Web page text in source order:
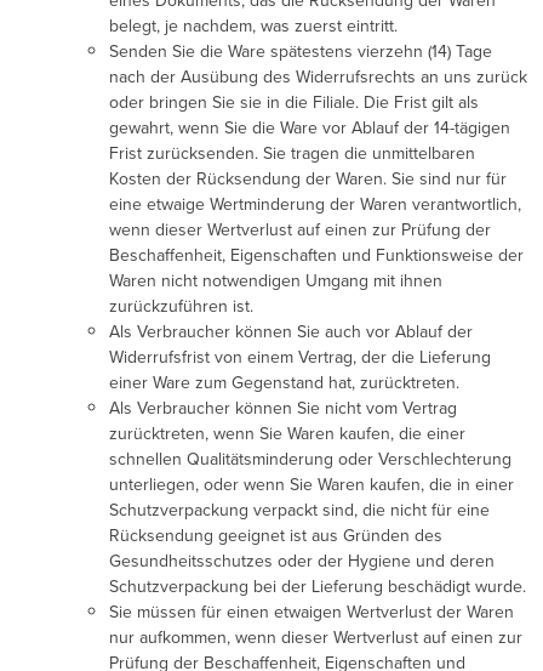
belegt, je nachdem, was zuerst eintritt.
Senden Sie die Ware spätestens vierzehn (14) Tage
nach der Ausübung des Widerrufsrechts an uns zurück
oder bringen Sie sie in die Filiale. Die Frist gilt als
gewahrt, wenn Sie die Ware vor Ablauf der 14-tägigen
Frist zurücksenden. Sie tragen die unmittelbaren
Kosten der Rücksendung der Waren. Sie sind nur für
eine etwaige Wertminderung der Waren verantwortlich,
wenn dieser Wertverlust auf einen zur Prüfung der
Beschaffenheit, Eigenschaften und Funktionsweise der
Waren nicht notwendigen Umgang mit ihnen
zurückzuführen ist.
Als Verbraucher können Sie auch vor Ablauf der
Widerrufsfrist von einem Vertrag, der die Lieferung
einer Ware zum Gegenstand hat, zurücktreten.
Als Verbraucher können Sie nicht vom Vertrag
zurücktreten, wenn Sie Waren kaufen, die einer
schnellen Qualitätsminderung oder Verschlechterung
unterliegen, oder wenn Sie Waren kaufen, die in einer
Schutzverpackung verpackt sind, die nicht für eine
Rücksendung geeignet ist aus Gründen des
Gesundheitsschutzes oder der Hygiene und deren
Schutzverpackung bei der Lieferung beschädigt wurde.
Sie müssen für einen etwaigen Wertverlust der Waren
nur aufkommen, wenn dieser Wertverlust auf einen zur
Prüfung der Beschaffenheit, Eigenschaften und